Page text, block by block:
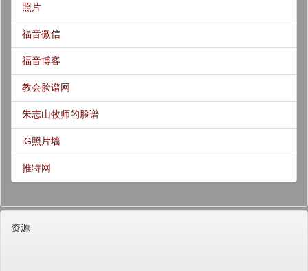
照片
福音微信
福音博客
教会脸谱网
朱志山牧师的脸谱
iG照片墙
推特网
资源